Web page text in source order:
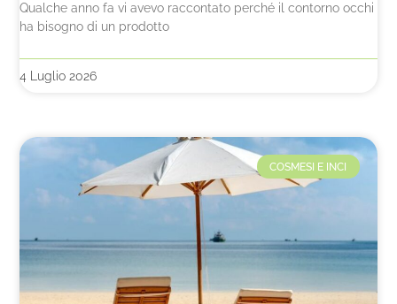
Qualche anno fa vi avevo raccontato perché il contorno occhi
ha bisogno di un prodotto
4 Luglio 2026
COSMESI E INCI